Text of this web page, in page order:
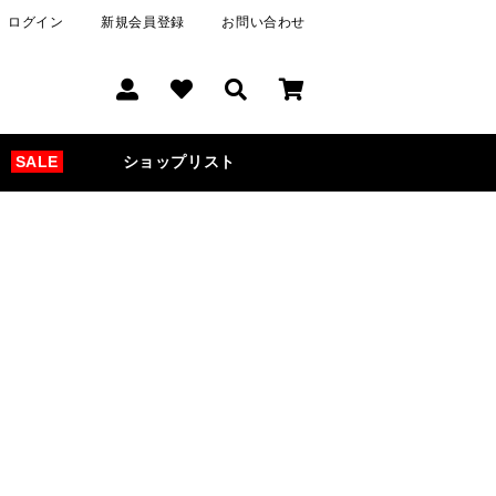
ログイン 新規会員登録 お問い合わせ
SALE ショップリスト